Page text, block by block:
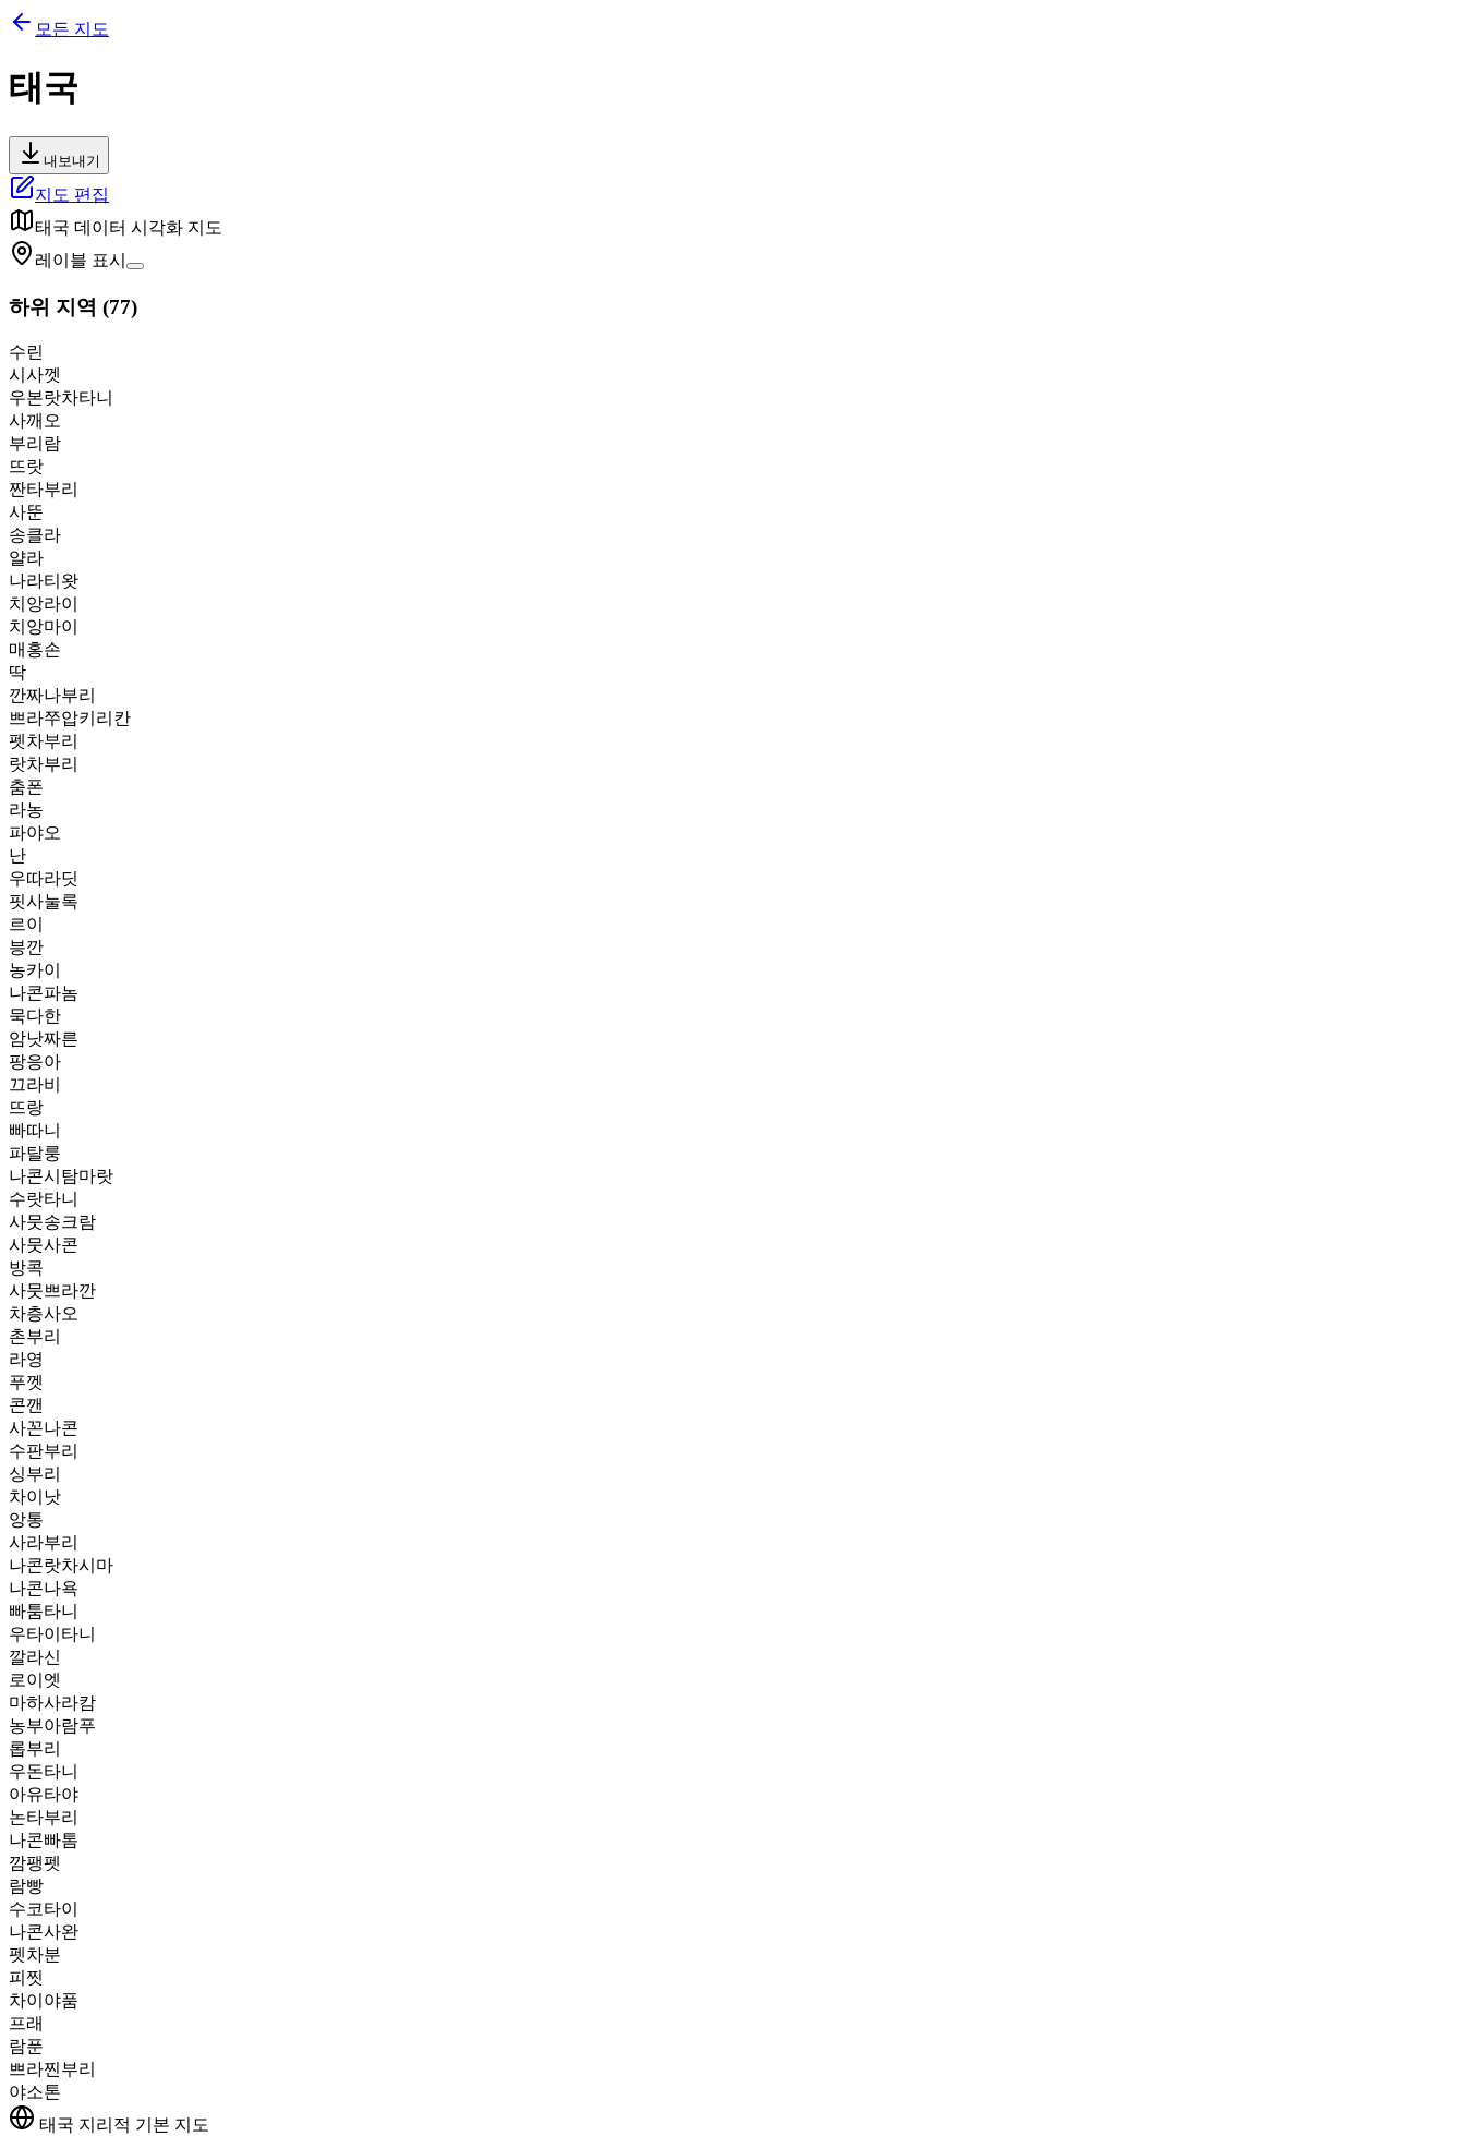
모든 지도
태국
내보내기
지도 편집
태국 데이터 시각화 지도
레이블 표시
하위 지역 (77)
수린
시사껫
우본랏차타니
사깨오
부리람
뜨랏
짠타부리
사뚠
송클라
얄라
나라티왓
치앙라이
치앙마이
매홍손
딱
깐짜나부리
쁘라쭈압키리칸
펫차부리
랏차부리
춤폰
라농
파야오
난
우따라딧
핏사눌록
르이
븡깐
농카이
나콘파놈
묵다한
암낫짜른
팡응아
끄라비
뜨랑
빠따니
파탈룽
나콘시탐마랏
수랏타니
사뭇송크람
사뭇사콘
방콕
사뭇쁘라깐
차층사오
촌부리
라영
푸껫
콘깬
사꼰나콘
수판부리
싱부리
차이낫
앙통
사라부리
나콘랏차시마
나콘나욕
빠툼타니
우타이타니
깔라신
로이엣
마하사라캄
농부아람푸
롭부리
우돈타니
아유타야
논타부리
나콘빠톰
깜팽펫
람빵
수코타이
나콘사완
펫차분
피찟
차이야품
프래
람푼
쁘라찐부리
야소톤
태국 지리적 기본 지도